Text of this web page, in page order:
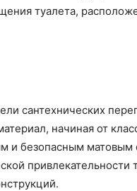
туалета,
сантехнических
начиная от
и безопасным
привлекательности